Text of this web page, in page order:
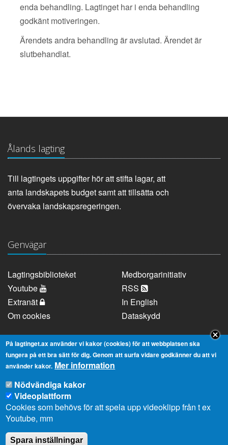
enda behandling. Lagtinget har i enda behandling
godkänt motiveringen.
Ärendets andra behandling är avslutad. Ärendet är
slutbehandlat.
Ålands lagting
Till lagtingets uppgifter hör att stifta lagar, att
anta landskapets budget samt att tillsätta och
övervaka landskapsregeringen.
Genvägar
Lagtingsbiblioteket
Medborgarinitiativ
Youtube
RSS
Extranät
In English
Om cookies
Dataskydd
Kontaktuppgifter
Strandgatan 37, AX-22100 Mariehamn
Telefonnummer:
+358 18 25000
E-
post:
info@lagtinget.ax
Fler:
Kontakta lagtingets kansli
På lagtinget.ax använder vi kakor (cookies) för att webbplatsen ska
fungera på ett bra sätt för dig. Genom att surfa vidare godkänner du att vi
använder kakor. Mer information
Nödvändiga kakor
Videoplattform
Cookies som behövs för att spela upp videoklipp från t ex
Youtube, mm
Spara inställningar